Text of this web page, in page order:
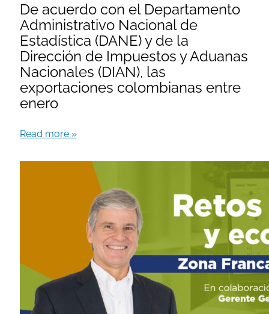
De acuerdo con el Departamento
Administrativo Nacional de
Estadística (DANE) y de la
Dirección de Impuestos y Aduanas
Nacionales (DIAN), las
exportaciones colombianas entre
enero
Read more »